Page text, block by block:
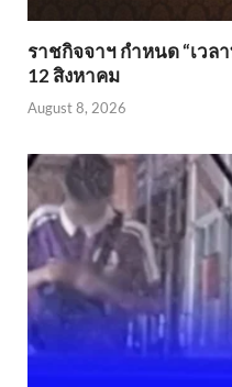
ราชกิจจาฯ กำหนด “เวล
12 สิงหาคม
August 8, 2026